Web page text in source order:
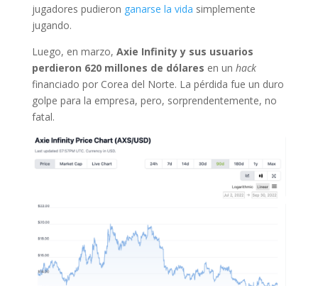
jugadores pudieron ganarse la vida simplemente
jugando.
Luego, en marzo, Axie Infinity y sus usuarios
perdieron 620 millones de dólares en un hack
financiado por Corea del Norte. La pérdida fue un duro
golpe para la empresa, pero, sorprendentemente, no
fatal.